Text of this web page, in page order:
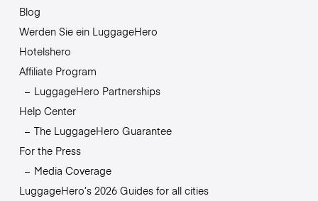
Blog
Werden Sie ein LuggageHero
Hotelshero
Affiliate Program
LuggageHero Partnerships
Help Center
The LuggageHero Guarantee
For the Press
Media Coverage
LuggageHero’s 2026 Guides for all cities